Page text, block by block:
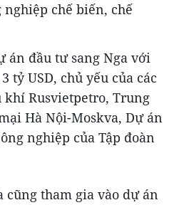
chế biến, chế
án đầu tư sang Nga với
tỷ USD, chủ yếu của các
Rusvietpetro, Trung
Hà Nội-Moskva, Dự án
nghiệp của Tập đoàn
cũng tham gia vào dự án